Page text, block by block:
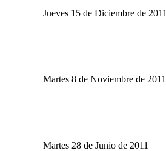
Jueves 15 de Diciembre de 2011
Martes 8 de Noviembre de 2011
Martes 28 de Junio de 2011